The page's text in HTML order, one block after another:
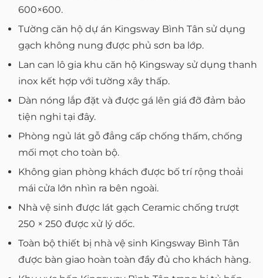
600×600.
Tường căn hộ dự án Kingsway Bình Tân sử dụng
gạch không nung được phủ sơn ba lớp.
Lan can lô gia khu căn hộ Kingsway sử dụng thanh
inox kết hợp với tường xây thấp.
Dàn nóng lắp đặt và được gá lên giá đỡ đảm bảo
tiện nghi tại đây.
Phòng ngủ lát gỗ đẳng cấp chống thấm, chống
mối mọt cho toàn bộ.
Không gian phòng khách được bố trí rộng thoải
mái cửa lớn nhìn ra bên ngoài.
Nhà vệ sinh được lát gạch Ceramic chống trượt
250 × 250 được xử lý dốc.
Toàn bộ thiết bị nhà vệ sinh Kingsway Bình Tân
được bàn giao hoàn toàn đầy đủ cho khách hàng.